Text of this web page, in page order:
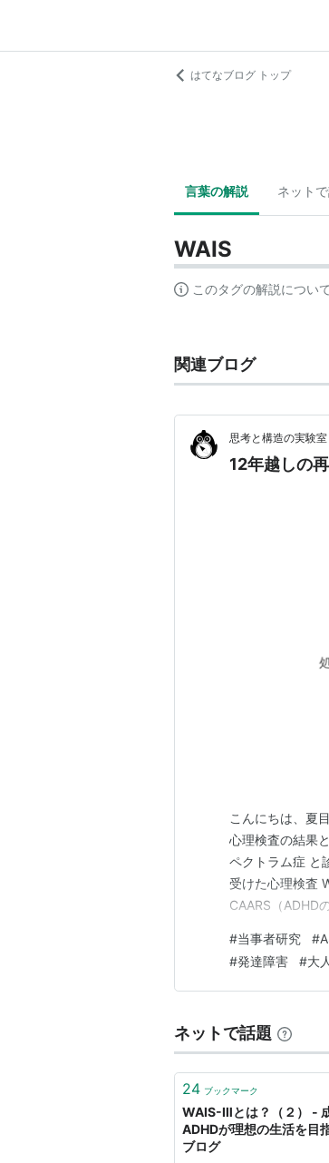
はてなブログ トップ
言葉の解説 ネット
WAIS
このタグの解説について
関連ブログ
思考と構造の実験室
12年越しの
こんにちは、夏
心理検査の結果
ペクトラム症 と
受けた心理検査
CAARS（ADHD
みたい記事 ※経
害を再度発症 …
#当事者研究 #
#発達障害 #大
ネットで話題
24 ブックマーク
WAIS-Ⅲとは？（２） -
ADHDが理想の生活を目
ブログ